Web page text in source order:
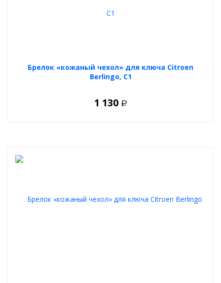
Брелок «кожаный чехол» для ключа Citroen
Berlingo, C1
1 130 Р